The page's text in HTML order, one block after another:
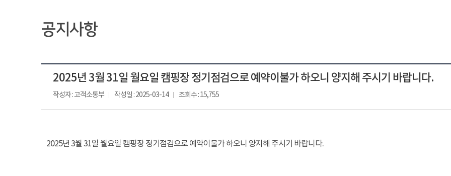
공지사항
2025년 3월 31일 월요일 캠핑장 정기점검으로 예약이불가 하오니 양지해 주시기 바랍니다.
작성자 : 고객소통부 작성일 : 2025-03-14 조회수 : 15,755
2025년 3월 31일 월요일 캠핑장 정기점검으로 예약이불가 하오니 양지해 주시기 바랍니다.